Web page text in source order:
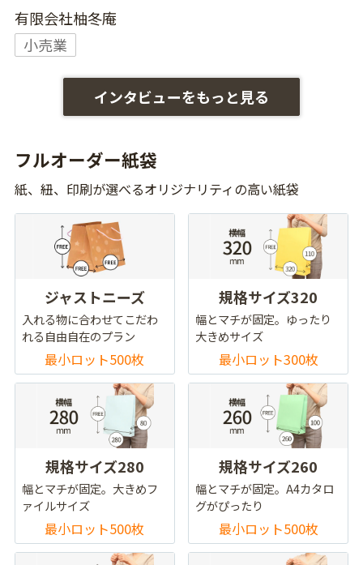
有限会社柚冬庵
小売業
インタビューをもっと見る
フルオーダー紙袋
紙、紐、印刷が選べるオリジナリティの高い紙袋
ジャストニーズ
入れる物に合わせてこだわ
れる自由自在のプラン
最小ロット500枚
規格サイズ320
幅とマチが固定。ゆったり
大きめサイズ
最小ロット300枚
規格サイズ280
幅とマチが固定。大きめフ
ァイルサイズ
最小ロット500枚
規格サイズ260
幅とマチが固定。A4カタロ
グがぴったり
最小ロット500枚